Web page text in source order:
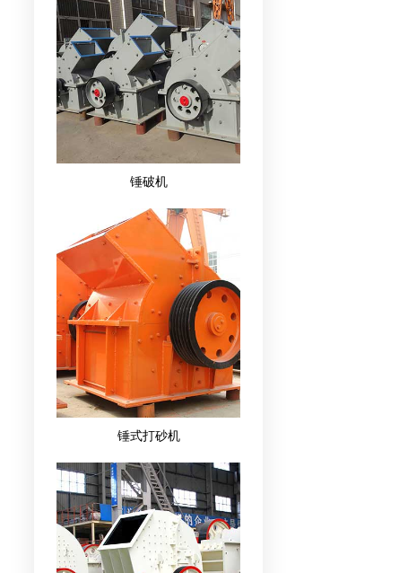
锤破机
锤式打砂机